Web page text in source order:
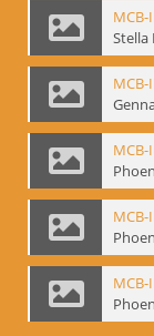
MCB-
Stella
MCB-
MCB-
MCB-
MCB-